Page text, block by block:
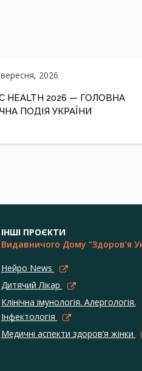
2026
HEALTH 2026 — ГОЛОВНА
ПОДІЯ УКРАЇНИ
ІНШІ ПРОЄКТИ
Видавничого Дому “Здоров’я
Нейро News
Дитячий Лікар
Клінічна імунологія. Алергологія.
Інфектологія
Медичні аспекти здоров’я жінки